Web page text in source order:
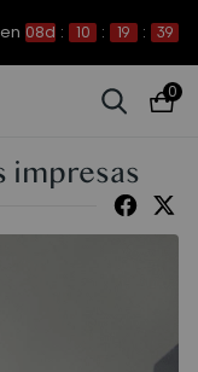
08d : 10 : 19 : 38
0
impresas